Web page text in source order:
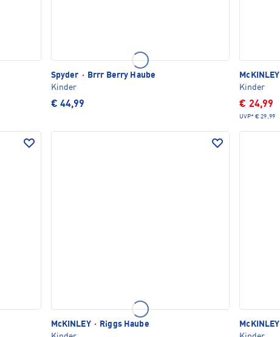
Spyder ·
Brrr Berry Haube
Kinder
€ 44,99
McKINLEY
Kinder
€ 24,99
UVP* € 29,99
McKINLEY ·
Riggs Haube
McKINLEY